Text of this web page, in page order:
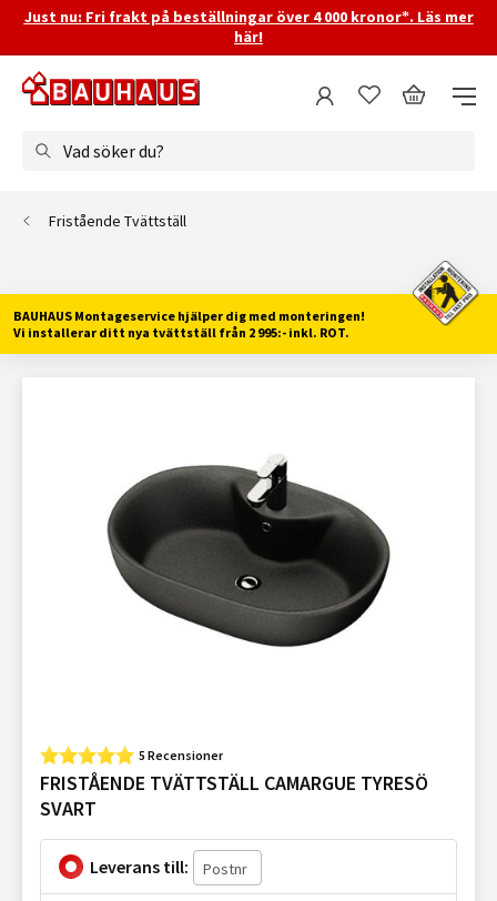
Just nu: Fri frakt på beställningar över 4 000 kronor*. Läs mer
här!
Vad söker du?
Fristående Tvättställ
BAUHAUS Montageservice hjälper dig med monteringen!
Vi installerar ditt nya tvättställ från 2 995:- inkl. ROT.
5 Recensioner
FRISTÅENDE TVÄTTSTÄLL CAMARGUE TYRESÖ
SVART
Leverans till: